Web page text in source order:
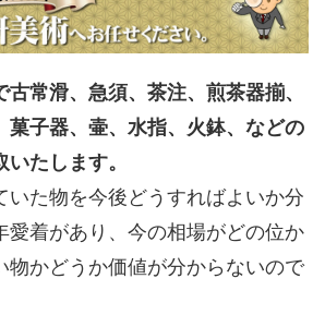
常滑、急須、茶注、煎茶器揃、
菓子器、壷、水指、火鉢、などの
たします。
いた物を今後どうすればよいか分
愛着があり、今の相場がどの位か
物かどうか価値が分からないので